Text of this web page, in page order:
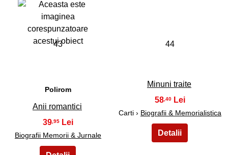
43
Polirom
Anii romantici
39,95
Biografii Memorii & Jurnale
44
Minuni traite
58 ,40
Carti › Biografii & Memorialistica